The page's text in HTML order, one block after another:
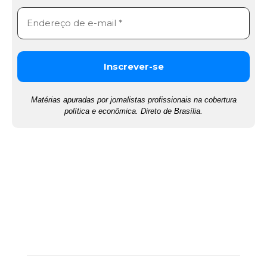
Matérias apuradas por jornalistas profissionais na cobertura
política e econômica. Direto de Brasília.